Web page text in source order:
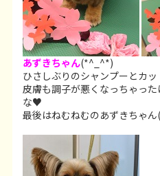
あずきちゃん(*^_^*)
ひさしぶりのシャンプーとカッ
皮膚も調子が悪くなっちゃっ
な♥
最後はねむねむのあずきちゃん